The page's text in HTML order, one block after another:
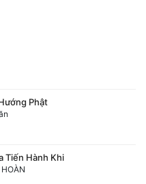
Phật
Tiến Hành Khi